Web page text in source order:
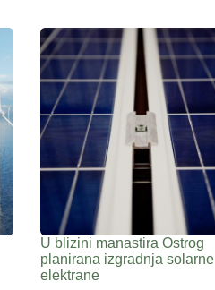
U blizini manastira Ostrog
planirana izgradnja solarne
elektrane